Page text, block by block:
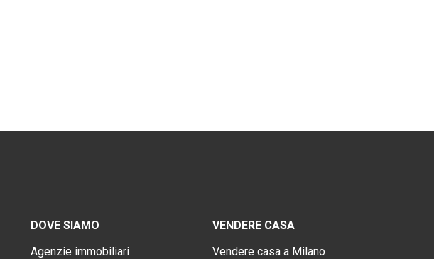
DOVE SIAMO
Agenzie immobiliari
VENDERE CASA
Vendere casa a Milano